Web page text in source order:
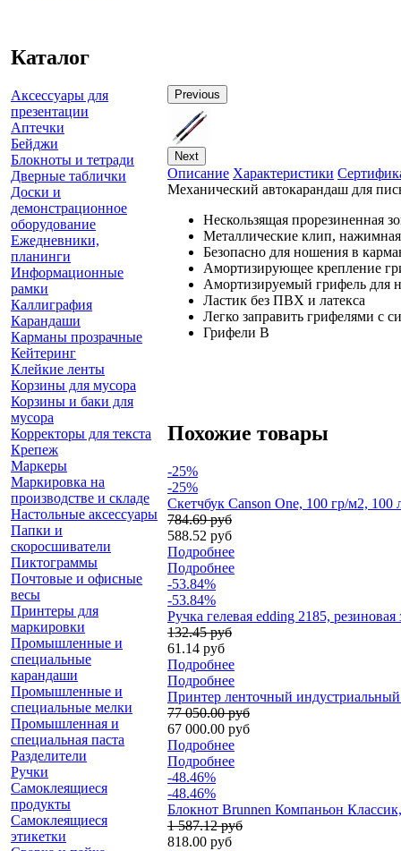
Каталог
Аксессуары для
презентации
Аптечки
Бейджи
Блокноты и тетради
Дверные таблички
Доски и
демонстрационное
оборудование
Ежедневники,
планинги
Информационные
рамки
Каллиграфия
Карандаши
Карманы прозрачные
Кейтеринг
Клейкие ленты
Корзины для мусора
Корзины и баки для
мусора
Корректоры для текста
Крепеж
Маркеры
Маркировка на
производстве и складе
Настольные аксессуары
Папки и
скоросшиватели
Пиктограммы
Почтовые и офисные
весы
Принтеры для
маркировки
Промышленные и
специальные
карандаши
Промышленные и
специальные мелки
Промышленная и
специальная паста
Разделители
Ручки
Самоклеящиеся
продукты
Самоклеящиеся
этикетки
Previous
Next
Описание Характеристики
Механический автокарандаш для
Нескользящая прорезиненная
Металлические клип,
Безопасно для ношения в
Амортизирующее крепление
Амортизируемый грифель для
Ластик без ПВХ и латекса
Легко заправить грифелями с
Грифели В
Похожие товары
-25%
-25%
Скетчбук Canson One, 100 гр/м2, 100
784.69 руб
588.52 руб
Подробнее
Подробнее
-53.84%
-53.84%
Ручка гелевая edding 2185,
132.45 руб
61.14 руб
Подробнее
Подробнее
Принтер ленточный
77 050.00 руб
67 000.00 руб
Подробнее
Подробнее
-48.46%
-48.46%
Блокнот Brunnen Компаньон
1 587.12 руб
818.00 руб